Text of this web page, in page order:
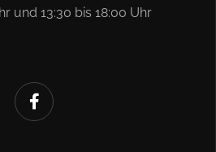
und 13:30 bis 18:00 Uhr